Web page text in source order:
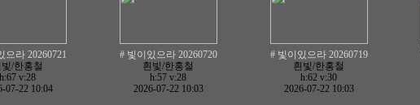
으라 20260721
빛/한홍철
h:67 v:28
07-22 10:04
# 빛이있으라 20260720
흰빛/한홍철
h:57 v:28
2026-07-22 10:03
# 빛이있으라 20260719
흰빛/한홍철
h:62 v:30
2026-07-22 10:03